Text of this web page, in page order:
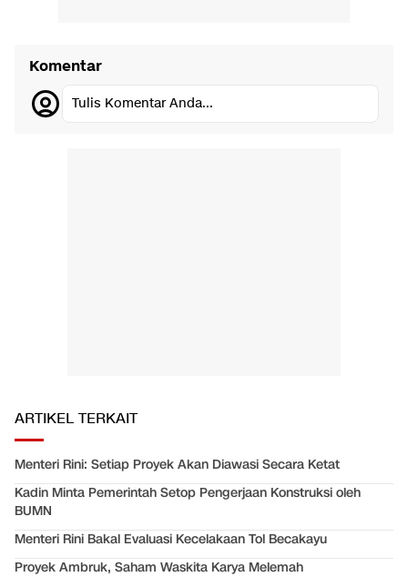
Komentar
Tulis Komentar Anda...
ARTIKEL TERKAIT
Menteri Rini: Setiap Proyek Akan Diawasi Secara Ketat
Kadin Minta Pemerintah Setop Pengerjaan Konstruksi oleh
BUMN
Menteri Rini Bakal Evaluasi Kecelakaan Tol Becakayu
Proyek Ambruk, Saham Waskita Karya Melemah